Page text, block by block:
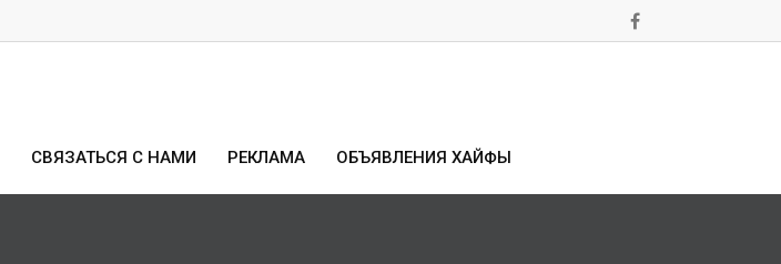
СВЯЗАТЬСЯ С НАМИ РЕКЛАМА ОБЪЯВЛЕНИЯ ХАЙФЫ